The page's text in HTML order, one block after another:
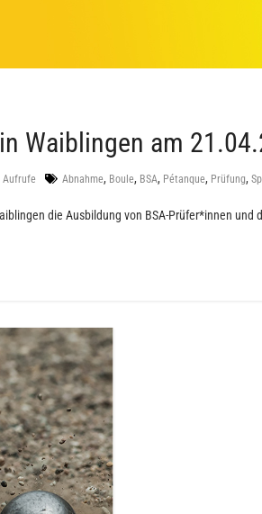
Waiblingen am
Aufrufe Abnahme, Boule, BSA, Pétanque, Prüfung,
die Ausbildung von BSA-Prüfer*innen und